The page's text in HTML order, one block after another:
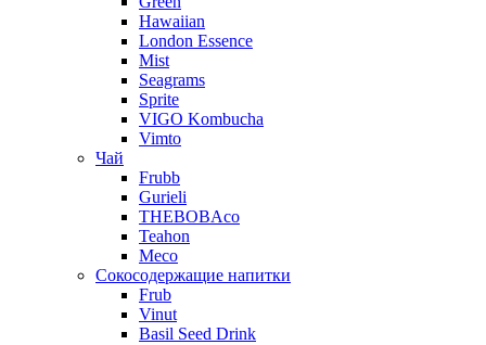
Hawaiian
London Essence
Mist
Seagrams
Sprite
VIGO Kombucha
Vimto
Чай
Frubb
Gurieli
THEBOBAco
Teahon
Meco
Сокосодержащие напитки
Frub
Vinut
Basil Seed Drink